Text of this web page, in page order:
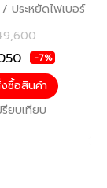
/ ประหยัดไฟเบอร์
อมเพรสเซอร์ 5
ล่อื่นๆ 5 ปี
-7%
ซื้อสินค้า
รียบเทียบ